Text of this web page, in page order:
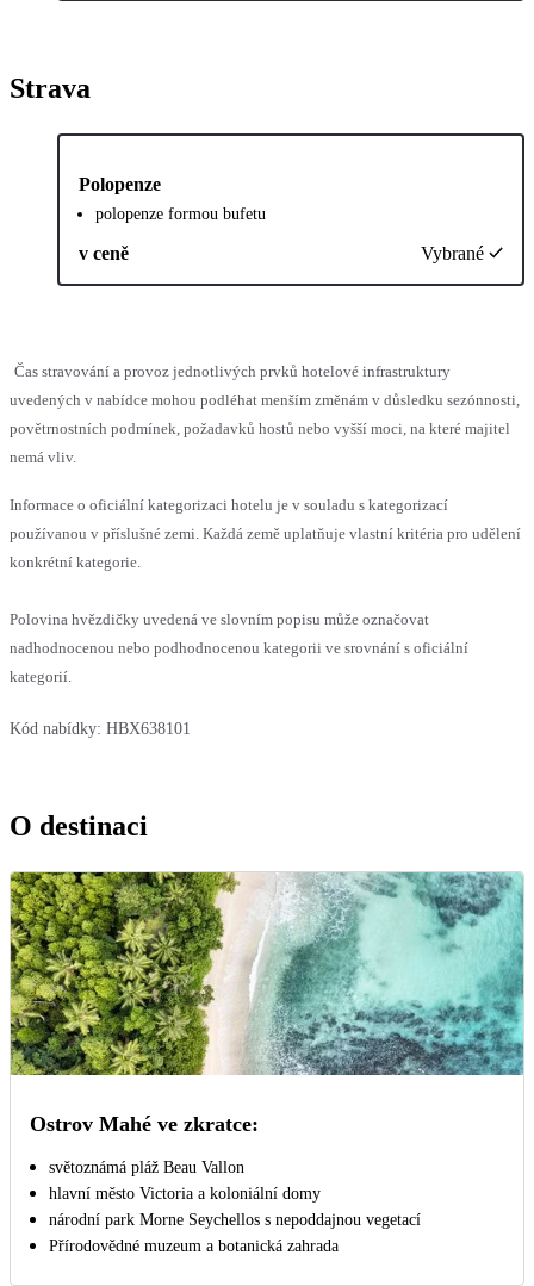
Strava
Polopenze
polopenze formou bufetu
v ceně Vybrané
Čas stravování a provoz jednotlivých prvků hotelové infrastruktury
uvedených v nabídce mohou podléhat menším změnám v důsledku sezónnosti,
povětrnostních podmínek, požadavků hostů nebo vyšší moci, na které majitel
nemá vliv.
Informace o oficiální kategorizaci hotelu je v souladu s kategorizací
používanou v příslušné zemi. Každá země uplatňuje vlastní kritéria pro udělení
konkrétní kategorie.
Polovina hvězdičky uvedená ve slovním popisu může označovat
nadhodnocenou nebo podhodnocenou kategorii ve srovnání s oficiální
kategorií.
Kód nabídky: HBX638101
O destinaci
Ostrov Mahé ve zkratce:
světoznámá pláž Beau Vallon
hlavní město Victoria a koloniální domy
národní park Morne Seychellos s nepoddajnou vegetací
Přírodovědné muzeum a botanická zahrada